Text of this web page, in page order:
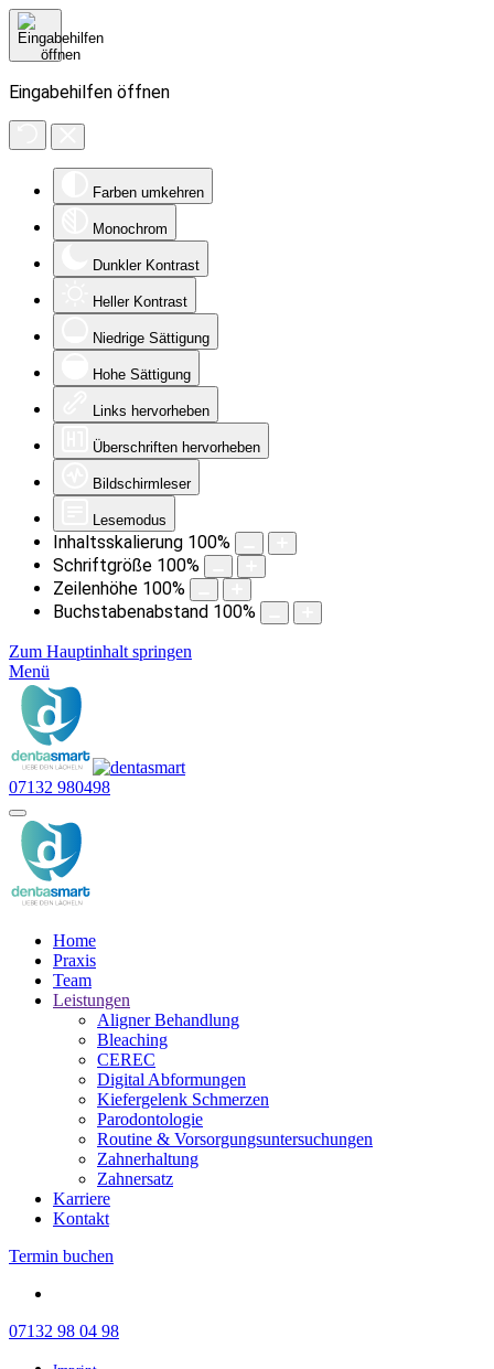
Eingabehilfen öffnen
Farben umkehren
Monochrom
Dunkler Kontrast
Heller Kontrast
Niedrige Sättigung
Hohe Sättigung
Links hervorheben
Überschriften hervorheben
Bildschirmleser
Lesemodus
Inhaltsskalierung 100%
Schriftgröße 100%
Zeilenhöhe 100%
Buchstabenabstand 100%
Zum Hauptinhalt springen
Menü
07132 980498
Home
Praxis
Team
Leistungen
Aligner Behandlung
Bleaching
CEREC
Digital Abformungen
Kiefergelenk Schmerzen
Parodontologie
Routine & Vorsorgungsuntersuchungen
Zahnerhaltung
Zahnersatz
Karriere
Kontakt
Termin buchen
07132 98 04 98